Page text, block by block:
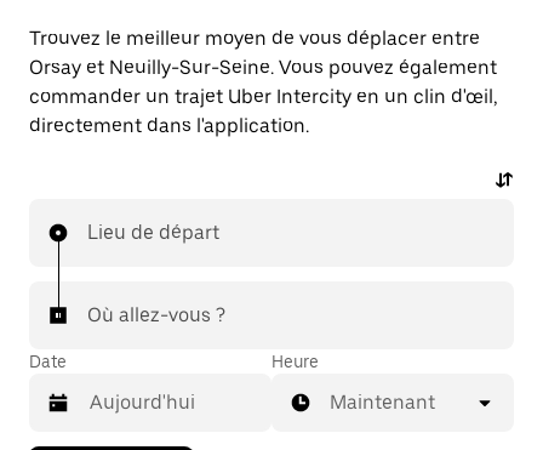
Trouvez le meilleur moyen de vous déplacer entre
Orsay et Neuilly-Sur-Seine. Vous pouvez également
commander un trajet Uber Intercity en un clin d'œil,
directement dans l'application.
Lieu de départ
Où allez-vous ?
Date Heure
Maintenant